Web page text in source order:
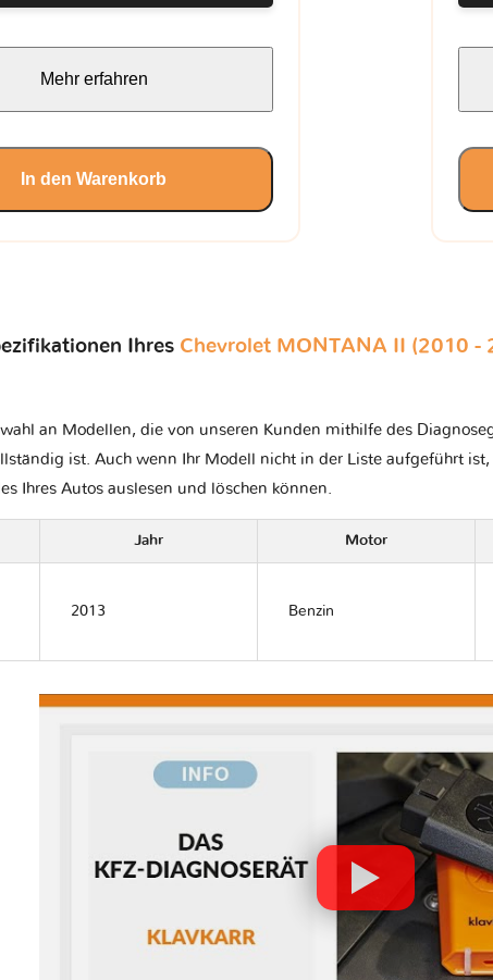
Mehr erfahren
In den Warenkorb
Ihres Chevrolet MONTANA II (2010 -
an Modellen, die von unseren Kunden mithilfe des
ist. Auch wenn Ihr Modell nicht in der Liste aufgeführt
Ihres Autos auslesen und löschen können.
Jahr Motor
2013 Benzin